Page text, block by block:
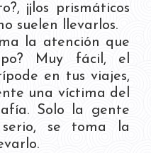
¡¡los prismáticos
suelen llevarlos.
la atención que
Muy fácil, el
en tus viajes,
una víctima del
Solo la gente
se toma la